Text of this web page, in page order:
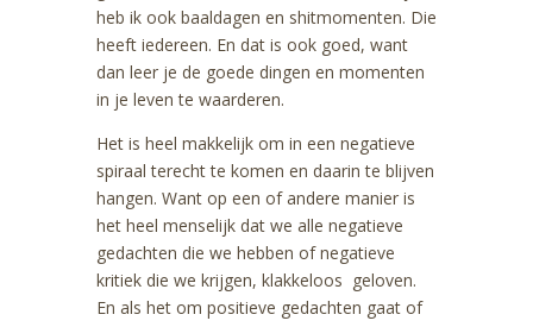
heb ik ook baaldagen en shitmomenten. Die
heeft iedereen. En dat is ook goed, want
dan leer je de goede dingen en momenten
in je leven te waarderen.
Het is heel makkelijk om in een negatieve
spiraal terecht te komen en daarin te blijven
hangen. Want op een of andere manier is
het heel menselijk dat we alle negatieve
gedachten die we hebben of negatieve
kritiek die we krijgen, klakkeloos geloven.
En als het om positieve gedachten gaat of